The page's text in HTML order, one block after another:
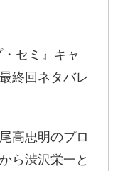
セミ』キャ
終回ネタバレ
高忠明のプロ
ら渋沢栄一と